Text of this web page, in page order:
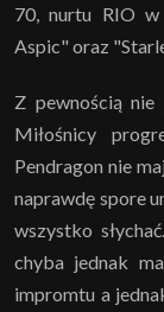
70, nurtu RIO w
Aspic" oraz
Z pewnością nie
Miłośnicy
Pendragon nie
naprawdę spore
wszystko
chyba jednak
impromtu a